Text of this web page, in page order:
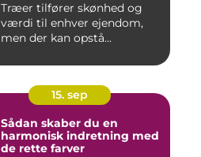
Træer tilfører skønhed og
værdi til enhver ejendom,
men der kan opstå...
15. sep
Sådan skaber du en
harmonisk indretning med
de rette farver